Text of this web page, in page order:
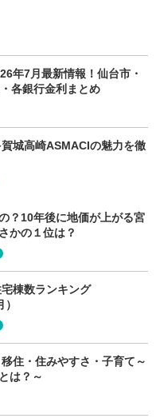
、遠赤外線で室内をじん
魅力
い
ような本格的な煙突で
外へ出すだけの設置工
よりも手軽に導入でき
すい
年7月最新情報！仙台市・
各銀行金利まとめ
城高崎ASMACIの魅力を徹
？10年後に地価が上がる宮
かの１位は？
棟数ランキング
住・住みやすさ・子育て～
は？～